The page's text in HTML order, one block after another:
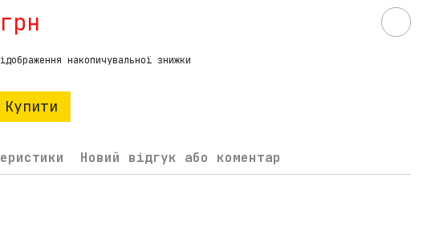
накопичувальної знижки
Купити
Новий відгук або коментар